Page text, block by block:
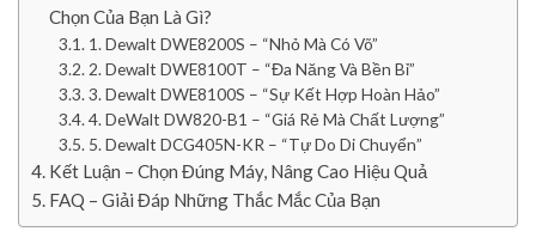
Chọn Của Bạn Là Gì?
1. Dewalt DWE8200S – “Nhỏ Mà Có Võ”
2. Dewalt DWE8100T – “Đa Năng Và Bền Bỉ”
3. Dewalt DWE8100S – “Sự Kết Hợp Hoàn Hảo”
4. DeWalt DW820-B1 – “Giá Rẻ Mà Chất Lượng”
5. Dewalt DCG405N-KR – “Tự Do Di Chuyển”
Kết Luận – Chọn Đúng Máy, Nâng Cao Hiệu Quả
FAQ – Giải Đáp Những Thắc Mắc Của Bạn